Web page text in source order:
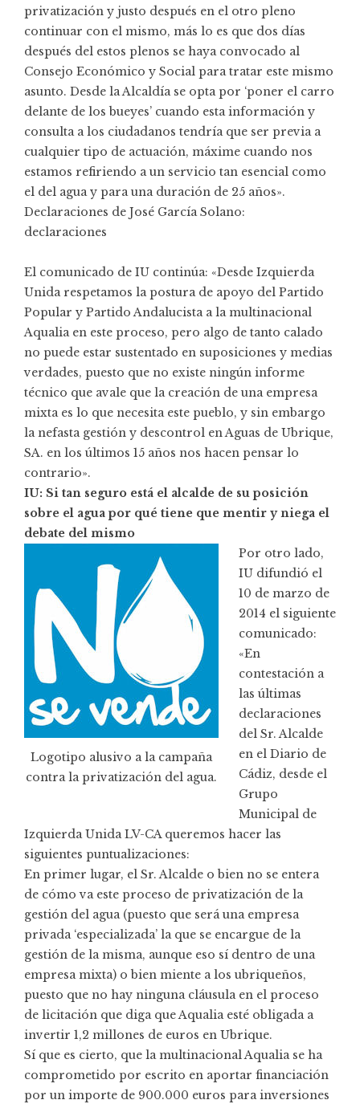
privatización y justo después en el otro pleno
continuar con el mismo, más lo es que dos días
después del estos plenos se haya convocado al
Consejo Económico y Social para tratar este mismo
asunto. Desde la Alcaldía se opta por ‘poner el carro
delante de los bueyes’ cuando esta información y
consulta a los ciudadanos tendría que ser previa a
cualquier tipo de actuación, máxime cuando nos
estamos refiriendo a un servicio tan esencial como
el del agua y para una duración de 25 años».
Declaraciones de José García Solano:
declaraciones
El comunicado de IU continúa: «Desde Izquierda
Unida respetamos la postura de apoyo del Partido
Popular y Partido Andalucista a la multinacional
Aqualia en este proceso, pero algo de tanto calado
no puede estar sustentado en suposiciones y medias
verdades, puesto que no existe ningún informe
técnico que avale que la creación de una empresa
mixta es lo que necesita este pueblo, y sin embargo
la nefasta gestión y descontrol en Aguas de Ubrique,
SA. en los últimos 15 años nos hacen pensar lo
contrario».
IU: Si tan seguro está el alcalde de su posición
sobre el agua por qué tiene que mentir y niega el
debate del mismo
Logotipo alusivo a la campaña
contra la privatización del agua.
Por otro lado,
IU difundió el
10 de marzo de
2014 el siguiente
comunicado:
«En
contestación a
las últimas
declaraciones
del Sr. Alcalde
en el Diario de
Cádiz, desde el
Grupo
Municipal de
Izquierda Unida LV-CA queremos hacer las
siguientes puntualizaciones:
En primer lugar, el Sr. Alcalde o bien no se entera
de cómo va este proceso de privatización de la
gestión del agua (puesto que será una empresa
privada ‘especializada’ la que se encargue de la
gestión de la misma, aunque eso sí dentro de una
empresa mixta) o bien miente a los ubriqueños,
puesto que no hay ninguna cláusula en el proceso
de licitación que diga que Aqualia esté obligada a
invertir 1,2 millones de euros en Ubrique.
Sí que es cierto, que la multinacional Aqualia se ha
comprometido por escrito en aportar financiación
por un importe de 900.000 euros para inversiones